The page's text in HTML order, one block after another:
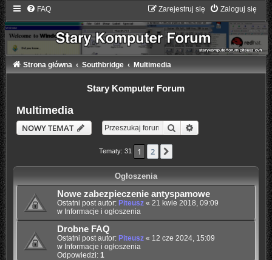
FAQ Zaloguj się
Zarejestruj się
Strona główna Southbridge Multimedia
Stary Komputer Forum
Multimedia
NOWY TEMAT Szukaj Wyszukiwanie
Tematy: 31 1 2
Ogłoszenia
Nowe zabezpieczenie antyspamowe
Ostatni post autor: Piteusz« 21 kwie 2018, 09:09
w Informacje i ogłoszenia
Drobne FAQ
Ostatni post autor: Piteusz« 12 cze 2024, 15:09
w Informacje i ogłoszenia
Odpowiedzi: 1